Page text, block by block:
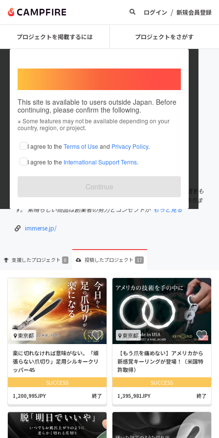
ログイン / 新規会員登録
プロジェクトを掲載するには プロジェクトをさがす
This site is available to users outside Japan. Before
continuing, please confirm the following.
※ Some features may not be available depending on your
country, region, or project.
I agree to the Terms of Use and Privacy Policy.
I agree to the International Support Terms.
Continue
immersejp
これまでに17件のプロジェクトを投稿しています
在住国：日本 現在地：東京都
出身国：日本 出身地：未設定
充実したライフスタイルのために 信頼できる商品はより豊かな生活をも
たらす。 世界の隅々には様々な素晴らしい商品やアイデアが沢山ありま
す。 素晴らしい商品は創業者の努力とコンセプトが もっと見る
immerse.jp/
支援したプロジェクト 0 投稿したプロジェクト 17
東京都
楽に切れなければ意味がない。「頑
張らない爪切り」足用シルキークリ
ッパー45
SUCCESS
1,200,995JPY 終了
東京都
【もう爪を痛めない】アメリカから
新感覚キーリングが登場！（米国特
許取得）
SUCCESS
1,395,981JPY 終了